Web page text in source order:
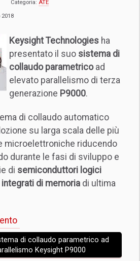
Categoria: ATE
2018
Keysight Technologies ha
presentato il suo sistema di
collaudo parametricoad
elevato parallelismo di terza
generazione P9000.
di collaudo automatico
su larga scala delle più
microelettroniche riducendo
durante le fasi di sviluppo e
di semiconduttori logici
di memoria di ultima
di collaudo parametrico ad
Keysight P9000